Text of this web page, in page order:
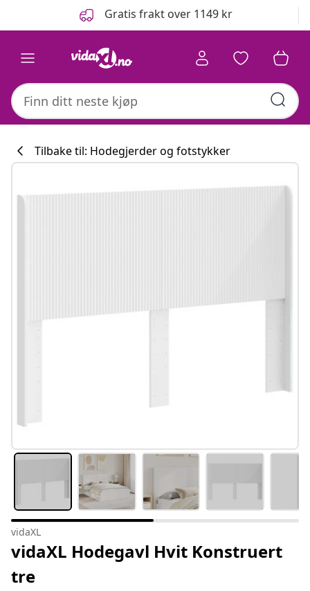
Gratis frakt over 1149 kr
Tilbake til: Hodegjerder og fotstykker
vidaXL
vidaXL Hodegavl Hvit Konstruert
tre